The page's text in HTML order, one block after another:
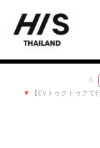
【EVトゥクトゥク